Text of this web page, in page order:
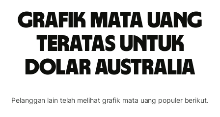
Grafik mata uang
teratas untuk
dolar Australia
Pelanggan lain telah melihat grafik mata uang populer berikut.